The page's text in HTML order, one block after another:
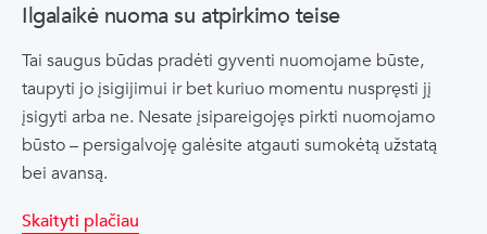
Ilgalaikė nuoma su atpirkimo teise
Tai saugus būdas pradėti gyventi nuomojame būste,
taupyti jo įsigijimui ir bet kuriuo momentu nuspręsti jį
įsigyti arba ne. Nesate įsipareigojęs pirkti nuomojamo
būsto – persigalvoję galėsite atgauti sumokėtą užstatą
bei avansą.
Skaityti plačiau